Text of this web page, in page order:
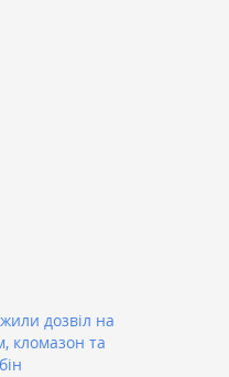
дозвіл на
кломазон та